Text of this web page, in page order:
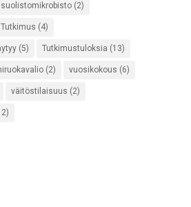
suolistomikrobisto(2)
Tutkimus (4)
(5) Tutkimustuloksia (13)
(2) vuosikokous (6)
väitöstilaisuus (2)